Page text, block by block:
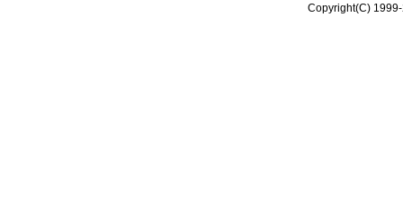
Copyright(C)